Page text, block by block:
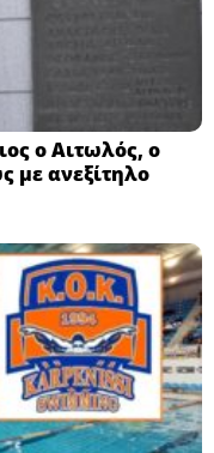
ο Αιτωλός, ο
με ανεξίτηλο